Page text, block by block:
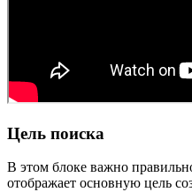
Цель поиска
В этом блоке важно
отображает основную цель